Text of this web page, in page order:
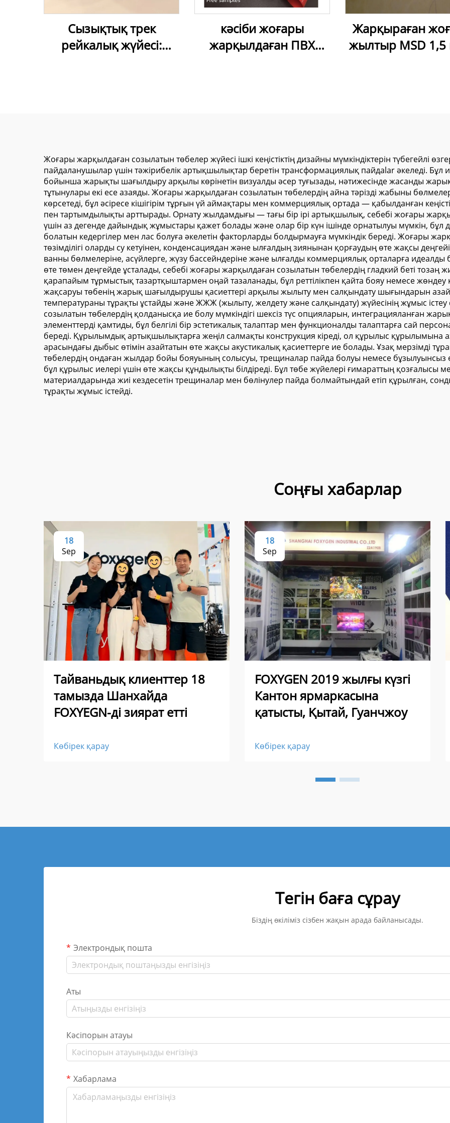
Сызықтық трек
рейкалық жүйесі:
кәсіби жоғары
жарқылдаған ПВХ
Жарқыраған
жылтыр MSD 1,5
Жоғары жарқылдаған созылатын төбелер жүйесі ішкі кеңістіктің дизайны мүмкіндіктерін түбегейлі
пайдаланушылар үшін тәжірибелік артықшылықтар беретін трансформациялық пайдalar әкеледі. Бұл
бойынша жарықты шағылдыру арқылы көрінетін визуалды әсер туғызады, нәтижесінде жасанды
тұтынулары екі есе азаяды. Жоғары жарқылдаған созылатын төбелердің айна тәрізді жабыны
көрсетеді, бұл әсіресе кішігірім тұрғын үй аймақтары мен коммерциялық ортада — қабылданған
пен тартымдылықты арттырады. Орнату жылдамдығы — тағы бір ірі артықшылық, себебі жоғары
үшін аз дегенде дайындық жұмыстары қажет болады және олар бір күн ішінде орнатылуы мүмкін, бұл
болатын кедергілер мен лас болуға әкелетін факторларды болдырмауға мүмкіндік береді. Жоғары
төзімділігі оларды су кетуінен, конденсациядан және ылғалдың зиянынан қорғаудың өте жақсы
ванны бөлмелеріне, асүйлерге, жүзу бассейндеріне және ылғалды коммерциялық орталарға идеалды
өте төмен деңгейде ұсталады, себебі жоғары жарқылдаған созылатын төбелердің гладкий беті
қарапайым тұрмыстық тазартқыштармен оңай тазаланады, бұл реттілікпен қайта бояу немесе жөндеу
жақсаруы төбенің жарық шағылдырушы қасиеттері арқылы жылыту мен салқындату шығындарын
температураны тұрақты ұстайды және ЖЖЖ (жылыту, желдету және салқындату) жүйесінің жұмыс
созылатын төбелердің қолданысқа ие болу мүмкіндігі шексіз түс опцияларын, интеграцияланған
элементтерді қамтиды, бұл белгілі бір эстетикалық талаптар мен функционалды талаптарға сай
береді. Құрылымдық артықшылықтарға жеңіл салмақты конструкция кіреді, ол құрылыс құрылымына
арасындағы дыбыс өтімін азайтатын өте жақсы акустикалық қасиеттерге ие болады. Ұзақ мерзімді
төбелердің ондаған жылдар бойы бояуының солысуы, трещиналар пайда болуы немесе бұзылуынсыз
бұл құрылыс иелері үшін өте жақсы құндылықты білдіреді. Бұл төбе жүйелері ғимараттың қозғалысы
материалдарында жиі кездесетін трещиналар мен бөлінулер пайда болмайтындай етіп құрылған,
тұрақты жұмыс істейді.
Соңғы хабарлар
18
Sep
Тайваньдық клиенттер 18
тамызда Шанхайда
FOXYEGN-ді зиярат етті
Көбірек қарау
18
Sep
FOXYGEN 2019 жылғы күзгі
Кантон ярмаркасына
қатысты, Қытай, Гуанчжоу
Көбірек қарау
Тегін баға сұрау
Біздің өкіліміз сізбен жақын арада байланысады.
Электрондық пошта
Аты
Кәсіпорын атауы
Хабарлама